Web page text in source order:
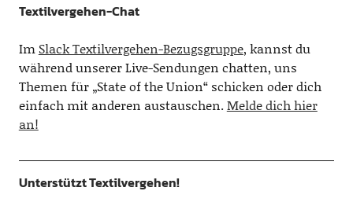
Textilvergehen-Chat
Im Slack Textilvergehen-Bezugsgruppe, kannst du
während unserer Live-Sendungen chatten, uns
Themen für „State of the Union“ schicken oder dich
einfach mit anderen austauschen.Melde dich hier
an!
Unterstützt Textilvergehen!